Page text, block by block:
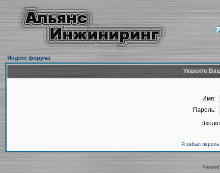
Индекс форума
Укажите
Имя:
Пароль:
Я забыл пароль